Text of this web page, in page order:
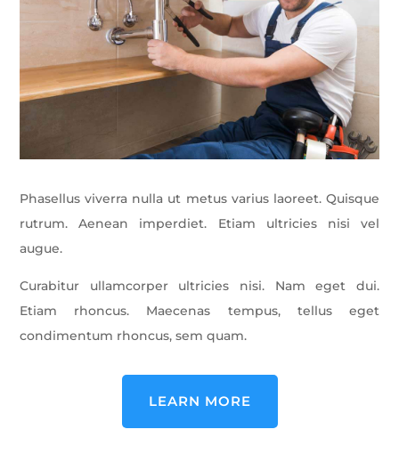
Phasellus viverra nulla ut metus varius laoreet. Quisque
rutrum. Aenean imperdiet. Etiam ultricies nisi vel
augue.
Curabitur ullamcorper ultricies nisi. Nam eget dui.
Etiam rhoncus. Maecenas tempus, tellus eget
condimentum rhoncus, sem quam.
LEARN MORE